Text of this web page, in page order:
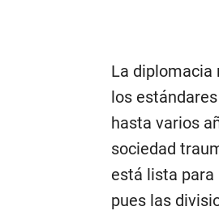
La diplomacia
los
hasta varios
sociedad
está lista para
pues las